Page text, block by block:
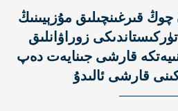
قىرغىنچىلىق مۇزېيىنىڭ
زوراۋانلىق
قارشى جىنايەت دەپ
قارشى ئالىدۇ